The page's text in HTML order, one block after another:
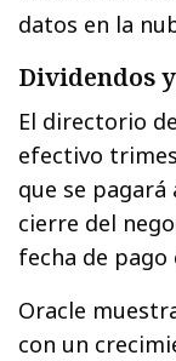
datos en la
Dividendos
El directorio
efectivo
que se
cierre del
fecha de pago
Oracle
con un